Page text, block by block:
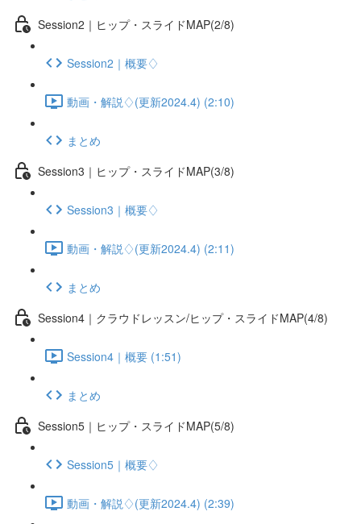
Session2｜ヒップ・スライドMAP(2/8)
Session2｜概要♢
動画・解説♢(更新2024.4) (2:10)
まとめ
Session3｜ヒップ・スライドMAP(3/8)
Session3｜概要♢
動画・解説♢(更新2024.4) (2:11)
まとめ
Session4｜クラウドレッスン/ヒップ・スライドMAP(4/8)
Session4｜概要 (1:51)
まとめ
Session5｜ヒップ・スライドMAP(5/8)
Session5｜概要♢
動画・解説♢(更新2024.4) (2:39)